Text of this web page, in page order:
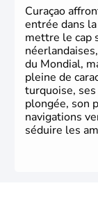
Curaçao
entrée dans la
mettre le cap
du Mondial,
pleine de
turquoise,
plongée, son
navigations
séduire les